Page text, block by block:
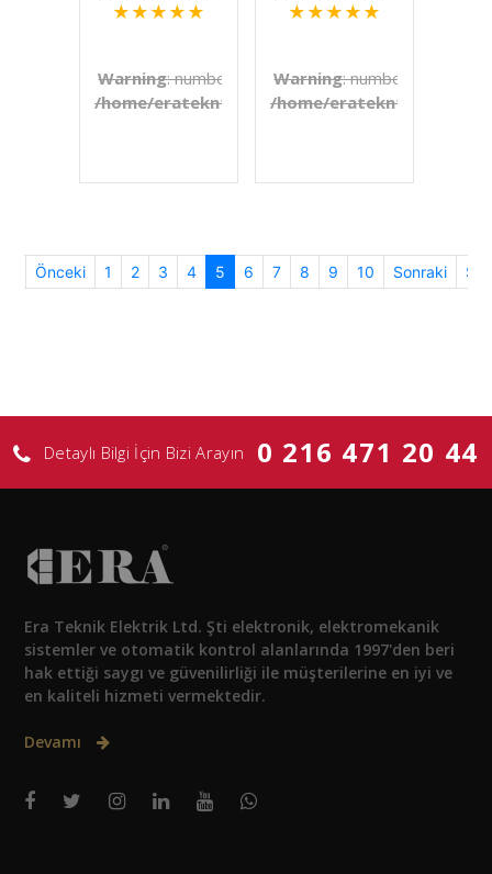
★ ★ ★ ★ ★
Warning: number_format() expects parameter 1
/home/eratekn1/public_html/includes/
★ ★ ★ ★ ★
Warning: number_format()
/home/eratekn1/
Önceki 1 2 3 4 5(current)
6 7 8 9 10 Sonraki Son
Detaylı Bilgi İçin Bizi Arayın 0 216 471 20 44
Era Teknik Elektrik Ltd. Şti elektronik, elektromekanik
sistemler ve otomatik kontrol alanlarında 1997'den beri
hak ettiği saygı ve güvenilirliği ile müşterilerine en iyi ve
en kaliteli hizmeti vermektedir.
Devamı